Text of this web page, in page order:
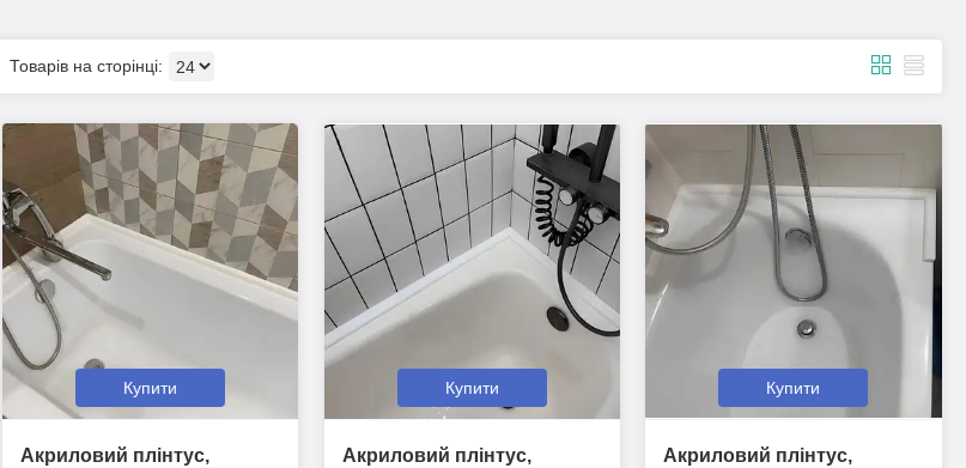
Купити
Акриловий плінтус,
Купити
Акриловий плінтус,
Купити
Акриловий плінтус,